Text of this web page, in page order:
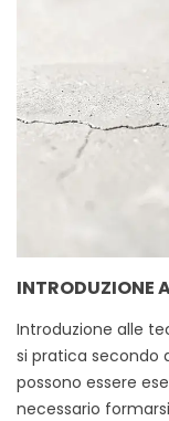
INTRODUZIONE
Introduzione alle
si pratica secondo
possono essere
necessario